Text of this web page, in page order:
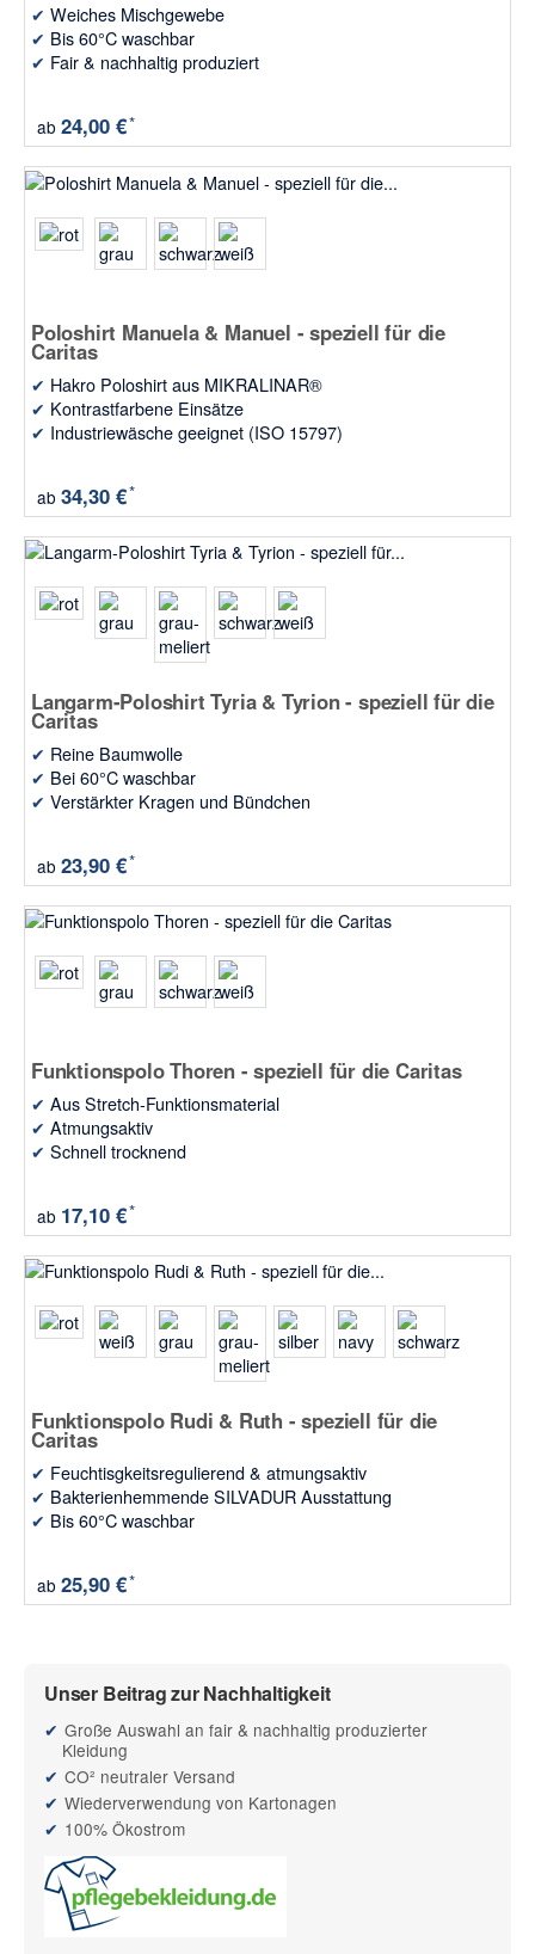
✔ Weiches Mischgewebe
✔ Bis 60°C waschbar
✔ Fair & nachhaltig produziert
ab 24,00 €*
Poloshirt Manuela & Manuel - speziell für die
Caritas
✔ Hakro Poloshirt aus MIKRALINAR®
✔ Kontrastfarbene Einsätze
✔ Industriewäsche geeignet (ISO 15797)
ab 34,30 €*
Langarm-Poloshirt Tyria & Tyrion - speziell für die
Caritas
✔ Reine Baumwolle
✔ Bei 60°C waschbar
✔ Verstärkter Kragen und Bündchen
ab 23,90 €*
Funktionspolo Thoren - speziell für die Caritas
✔ Aus Stretch-Funktionsmaterial
✔ Atmungsaktiv
✔ Schnell trocknend
ab 17,10 €*
Funktionspolo Rudi & Ruth - speziell für die
Caritas
✔ Feuchtisgkeitsregulierend & atmungsaktiv
✔ Bakterienhemmende SILVADUR Ausstattung
✔ Bis 60°C waschbar
ab 25,90 €*
Unser Beitrag zur Nachhaltigkeit
Große Auswahl an fair & nachhaltig produzierter
Kleidung
CO² neutraler Versand
Wiederverwendung von Kartonagen
100% Ökostrom